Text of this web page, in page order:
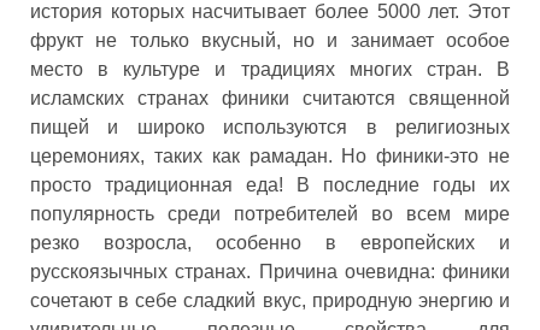
история которых насчитывает более 5000 лет. Этот
фрукт не только вкусный, но и занимает особое
место в культуре и традициях многих стран. В
исламских странах финики считаются священной
пищей и широко используются в религиозных
церемониях, таких как рамадан. Но финики-это не
просто традиционная еда! В последние годы их
популярность среди потребителей во всем мире
резко возросла, особенно в европейских и
русскоязычных странах. Причина очевидна: финики
сочетают в себе сладкий вкус, природную энергию и